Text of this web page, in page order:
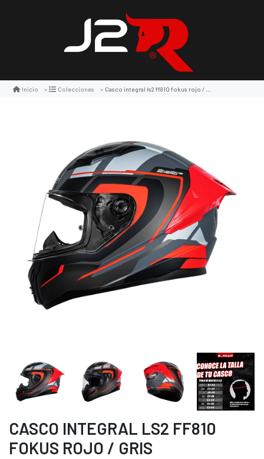
Inicio Colecciones Casco integral ls2 ff810 fokus rojo / gris
CASCO INTEGRAL LS2 FF810
FOKUS ROJO / GRIS